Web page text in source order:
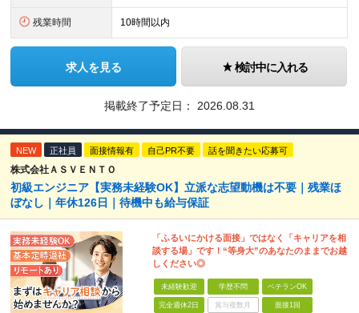
残業時間 10時間以内
求人を見る 検討中に入れる
掲載終了予定日： 2026.08.31
NEW 正社員 面接情報有 自己PR不要 話を聞きたい応募可
株式会社ＡＳＶＥＮＴＯ
初級エンジニア【実務未経験OK】立派な志望動機は不要｜残業ほ
ぼなし｜年休126日｜待機中も給与保証
「ふるいにかける面接」ではなく「キャリアを相
談する場」です！“等身大”のあなたのままでお越
しください◎
未経験歓迎 学歴不問 ベテランOK
完全週休2日 賞与複数月 面接1回